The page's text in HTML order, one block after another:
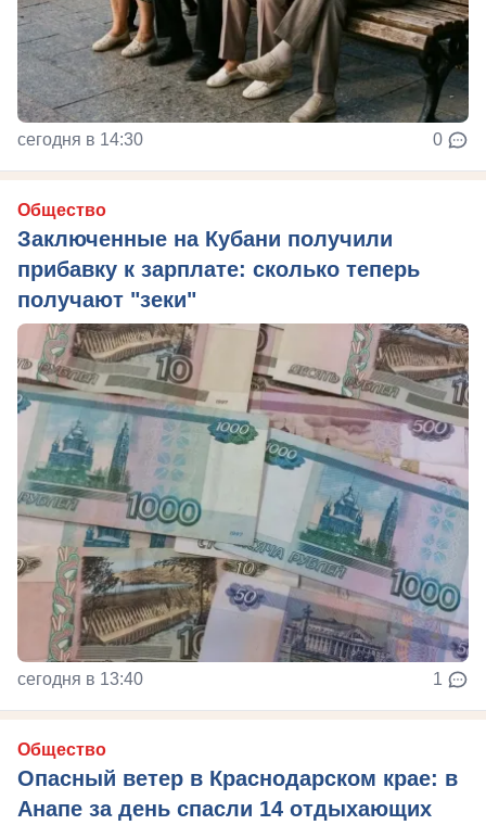
сегодня в 14:30 0
Общество
Заключенные на Кубани получили
прибавку к зарплате: сколько теперь
получают "зеки"
сегодня в 13:40 1
Общество
Опасный ветер в Краснодарском крае: в
Анапе за день спасли 14 отдыхающих